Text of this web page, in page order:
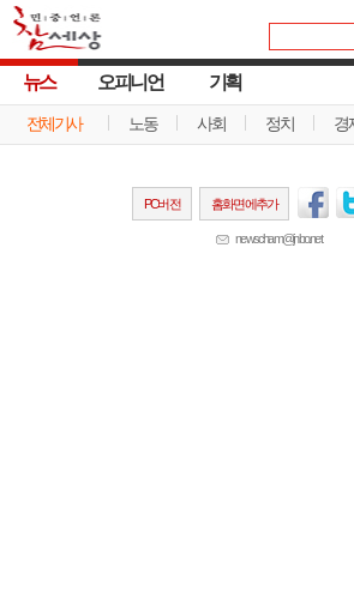
뉴스
전체기사 노동 사회 정치 경
오피니언 기획
PC버전 홈화면에추가
newscham@jinbo.net